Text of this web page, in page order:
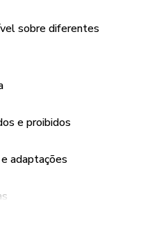
está começando a
sobre diferentes
e proibidos
adaptações